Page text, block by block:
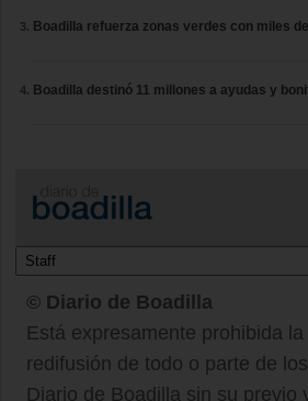
Boadilla refuerza zonas verdes con miles
Boadilla destinó 11 millones a ayudas y
© Diario de Boadilla
Está expresamente prohibida
redifusión de todo o parte de
Diario de Boadilla sin su previo